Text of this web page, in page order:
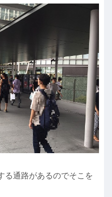
る通路があるのでそこを